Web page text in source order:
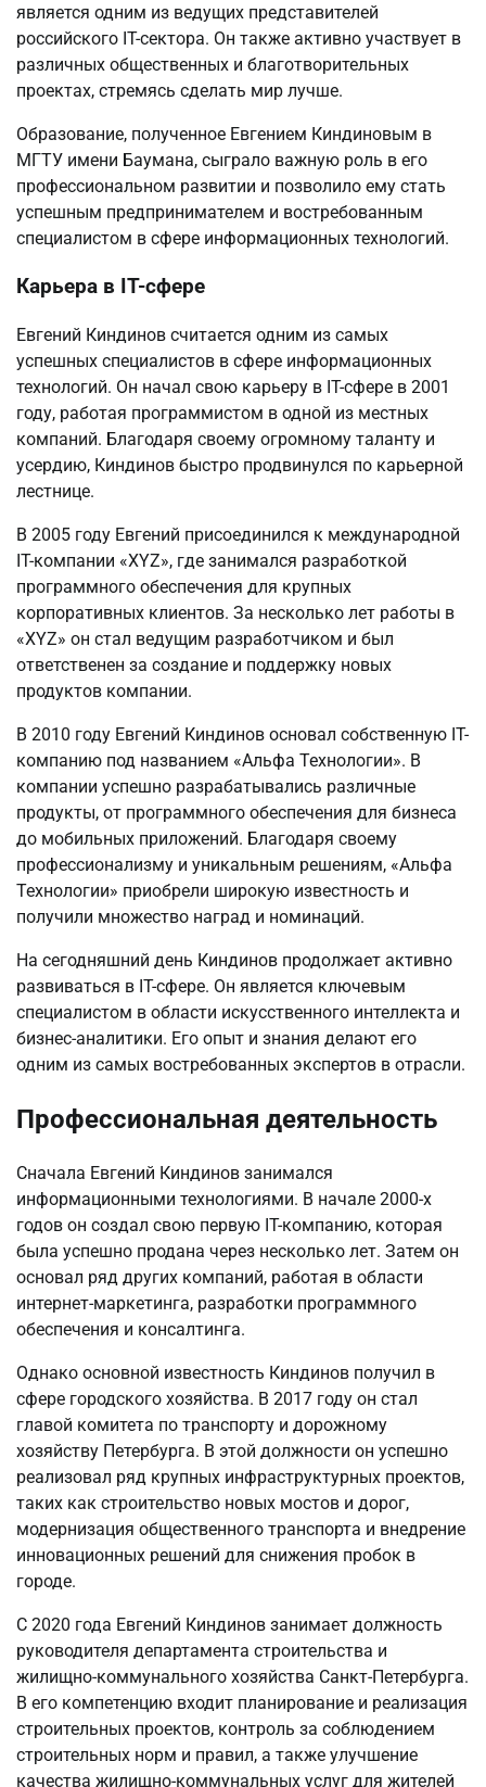
является одним из ведущих представителей
российского IT-сектора. Он также активно участвует в
различных общественных и благотворительных
проектах, стремясь сделать мир лучше.
Образование, полученное Евгением Киндиновым в
МГТУ имени Баумана, сыграло важную роль в его
профессиональном развитии и позволило ему стать
успешным предпринимателем и востребованным
специалистом в сфере информационных технологий.
Карьера в IT-сфере
Евгений Киндинов считается одним из самых
успешных специалистов в сфере информационных
технологий. Он начал свою карьеру в IT-сфере в 2001
году, работая программистом в одной из местных
компаний. Благодаря своему огромному таланту и
усердию, Киндинов быстро продвинулся по карьерной
лестнице.
В 2005 году Евгений присоединился к международной
IT-компании «XYZ», где занимался разработкой
программного обеспечения для крупных
корпоративных клиентов. За несколько лет работы в
«XYZ» он стал ведущим разработчиком и был
ответственен за создание и поддержку новых
продуктов компании.
В 2010 году Евгений Киндинов основал собственную IT-
компанию под названием «Альфа Технологии». В
компании успешно разрабатывались различные
продукты, от программного обеспечения для бизнеса
до мобильных приложений. Благодаря своему
профессионализму и уникальным решениям, «Альфа
Технологии» приобрели широкую известность и
получили множество наград и номинаций.
На сегодняшний день Киндинов продолжает активно
развиваться в IT-сфере. Он является ключевым
специалистом в области искусственного интеллекта и
бизнес-аналитики. Его опыт и знания делают его
одним из самых востребованных экспертов в отрасли.
Профессиональная деятельность
Сначала Евгений Киндинов занимался
информационными технологиями. В начале 2000-х
годов он создал свою первую IT-компанию, которая
была успешно продана через несколько лет. Затем он
основал ряд других компаний, работая в области
интернет-маркетинга, разработки программного
обеспечения и консалтинга.
Однако основной известность Киндинов получил в
сфере городского хозяйства. В 2017 году он стал
главой комитета по транспорту и дорожному
хозяйству Петербурга. В этой должности он успешно
реализовал ряд крупных инфраструктурных проектов,
таких как строительство новых мостов и дорог,
модернизация общественного транспорта и внедрение
инновационных решений для снижения пробок в
городе.
С 2020 года Евгений Киндинов занимает должность
руководителя департамента строительства и
жилищно-коммунального хозяйства Санкт-Петербурга.
В его компетенцию входит планирование и реализация
строительных проектов, контроль за соблюдением
строительных норм и правил, а также улучшение
качества жилищно-коммунальных услуг для жителей